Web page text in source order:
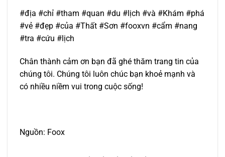
#địa #chỉ #tham #quan #du #lịch #và #Khám #phá
#vẻ #đẹp #của #Thất #Sơn #fooxvn #cẩm #nang
#tra #cứu #lịch
Chân thành cảm ơn bạn đã ghé thăm trang tin của
chúng tôi. Chúng tôi luôn chúc bạn khoẻ mạnh và
có nhiều niềm vui trong cuộc sống!
Nguồn: Foox